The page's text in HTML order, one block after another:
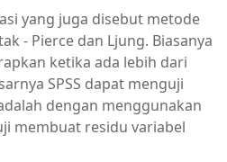
yang juga disebut metode
- Pierce dan Ljung. Biasanya
ketika ada lebih dari
SPSS dapat menguji
dengan menggunakan
membuat residu variabel